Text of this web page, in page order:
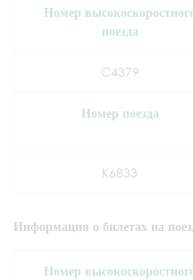
Номер
поезда
C4379
Номер поезда
K6833
Информация о билетах на
Номер